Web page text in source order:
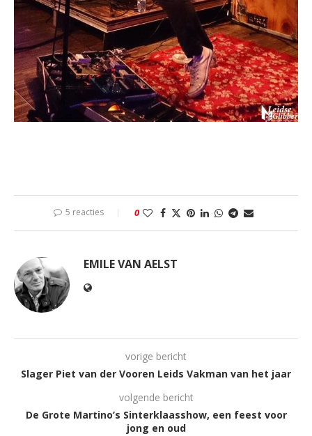
5 reacties 0
EMILE VAN AELST
vorige bericht
Slager Piet van der Vooren Leids Vakman van het jaar
volgende bericht
De Grote Martino’s Sinterklaasshow, een feest voor
jong en oud